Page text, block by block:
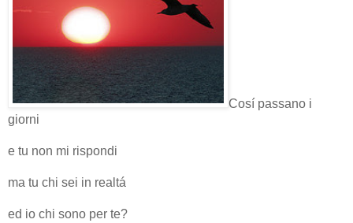
Cosí passano i
giorni
e tu non mi rispondi
ma tu chi sei in realtá
ed io chi sono per te?